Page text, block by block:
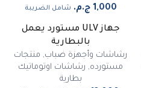
شامل الضريبة
جهاز ULV مستورد يعمل
بالبطارية
رشاشات وأجهزة ضباب, منتجات
مستورده, رشاشات اوتوماتيك
بطارية